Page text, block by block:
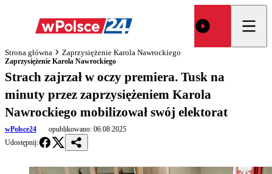
Strona główna Zaprzysiężenie Karola Nawrockiego
Zaprzysiężenie Karola Nawrockiego
Strach zajrzał w oczy premiera. Tusk na
minuty przez zaprzysiężeniem Karola
Nawrockiego mobilizował swój elektorat
wPolsce24 opublikowano: 06.08.2025
Udostępnij: